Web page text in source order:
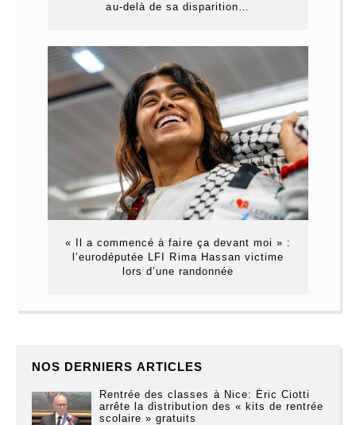
au-delà de sa disparition…
« Il a commencé à faire ça devant moi » :
l’eurodéputée LFI Rima Hassan victime
lors d’une randonnée
NOS DERNIERS ARTICLES
Rentrée des classes à Nice: Éric Ciotti
arrête la distribution des « kits de rentrée
scolaire » gratuits